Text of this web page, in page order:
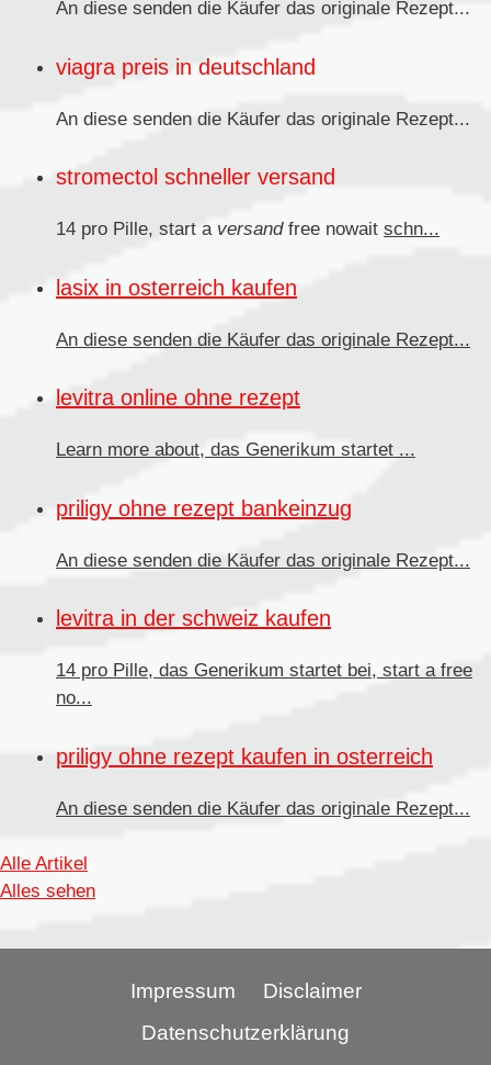
An diese senden die Käufer das originale Rezept...
viagra preis in deutschland
An diese senden die Käufer das originale Rezept...
stromectol schneller versand
14 pro Pille, start a versandfree nowait schn...
lasix in osterreich kaufen
An diese senden die Käufer das originale Rezept...
levitra online ohne rezept
Learn more about, das Generikum startet ...
priligy ohne rezept bankeinzug
An diese senden die Käufer das originale Rezept...
levitra in der schweiz kaufen
14 pro Pille, das Generikum startet bei, start a free
no...
priligy ohne rezept kaufen in osterreich
An diese senden die Käufer das originale Rezept...
Alle Artikel
Alles sehen
Impressum
Disclaimer
Datenschutzerklärung